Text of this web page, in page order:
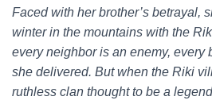
Faced with her brother’s betrayal,
winter in the mountains with the
every neighbor is an enemy, every
she delivered. But when the Riki
ruthless clan thought to be a